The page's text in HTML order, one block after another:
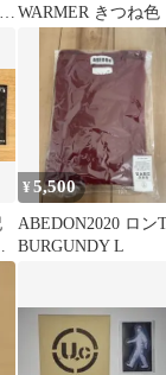
WARMER きつね色
¥5,500
ABEDON2020 ロン
BURGUNDY L